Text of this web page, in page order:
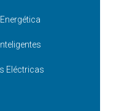
Eléctricas